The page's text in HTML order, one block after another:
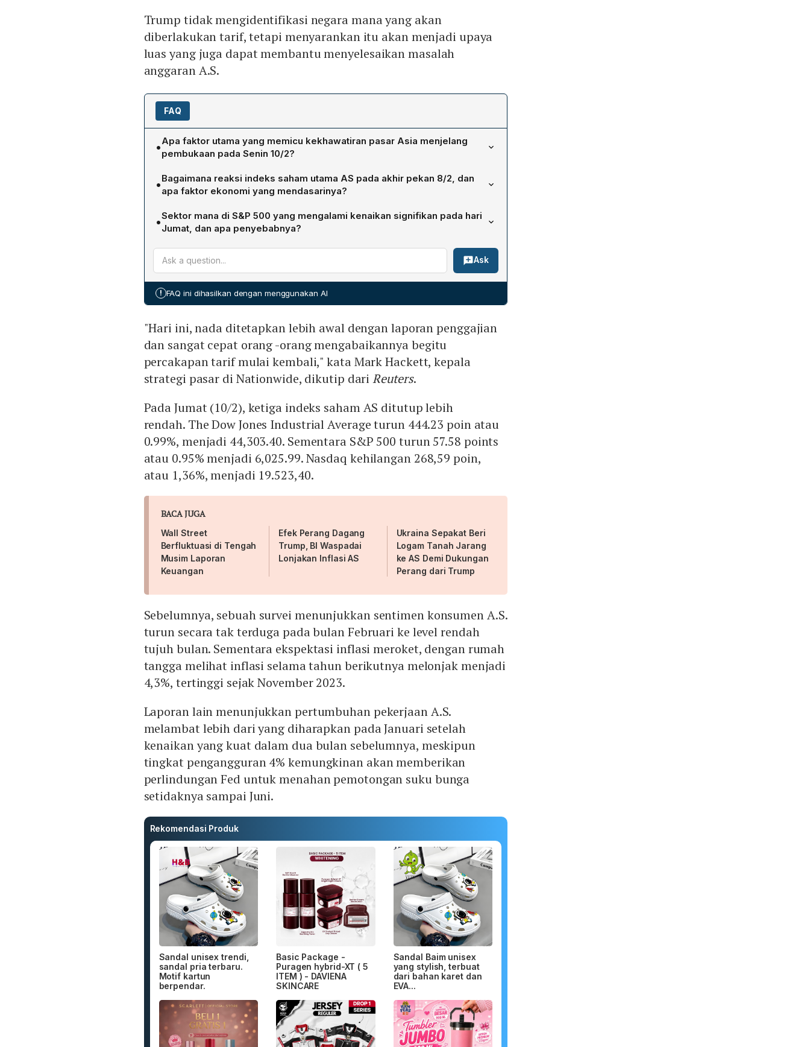
Trump tidak mengidentifikasi negara mana yang akan
diberlakukan tarif, tetapi menyarankan itu akan menjadi upaya
luas yang juga dapat membantu menyelesaikan masalah
anggaran A.S.
FAQ
•Apa faktor utama yang memicu kekhawatiran pasar Asia menjelang
pembukaan pada Senin 10/2?
Pasar Asia dipengaruhi oleh kekhawatiran inflasi AS yang tinggi serta ketakutan
akan perang dagang global setelah Presiden Donald Trump mengumumkan
rencana tarif timbal balik terhadap banyak negara, yang menandai peningkatan
retorika 'America First' dalam upaya merombak hubungan perdagangan
internasional.
•Bagaimana reaksi indeks saham utama AS pada akhir pekan 8/2, dan
apa faktor ekonomi yang mendasarinya?
Pada Jumat 8/2, Dow Jones Industrial Average turun 444,23 poin (0,99%) menjadi
44.303,40, S&P 500 turun 57,58 poin (0,95%) menjadi 6.025,99, dan Nasdaq
kehilangan 268,59 poin (1,36%) menjadi 19.523,40. Penurunan ini dipicu oleh survei
yang menunjukkan penurunan tajam sentimen konsumen AS, ekspektasi inflasi
jangka panjang naik ke 4,3%, serta pertumbuhan pekerjaan yang melambat lebih
dari perkiraan, meskipun tingkat pengangguran tetap pada 4%.
•Sektor mana di S&P 500 yang mengalami kenaikan signifikan pada hari
Jumat, dan apa penyebabnya?
Sektor ride‑hailing Uber mencatat lonjakan sebesar 6,6% pada hari Jumat setelah
miliarder dan manajer dana lindung nilai Bill Ackman mengumumkan kepemilikan
saham besar di perusahaan tersebut, memicu optimisme investor terhadap prospek
lebih rendah.
Ask
! FAQ ini dihasilkan dengan menggunakan AI
"Hari ini, nada ditetapkan lebih awal dengan laporan penggajian
dan sangat cepat orang -orang mengabaikannya begitu
percakapan tarif mulai kembali," kata Mark Hackett, kepala
strategi pasar di Nationwide, dikutip dariReuters.
Pada Jumat (10/2), ketiga indeks saham AS ditutup lebih
rendah. The Dow Jones Industrial Average turun 444.23 poin atau
0.99%, menjadi 44,303.40. Sementara S&P 500 turun 57.58 points
atau 0.95% menjadi 6,025.99. Nasdaq kehilangan 268,59 poin,
atau 1,36%, menjadi 19.523,40.
BACA JUGA
Wall Street
Berfluktuasi di Tengah
Musim Laporan
Keuangan
Efek Perang Dagang
Trump, BI Waspadai
Lonjakan Inflasi AS
Ukraina Sepakat Beri
Logam Tanah Jarang
ke AS Demi Dukungan
Perang dari Trump
Sebelumnya, sebuah survei menunjukkan sentimen konsumen A.S.
turun secara tak terduga pada bulan Februari ke level rendah
tujuh bulan. Sementara ekspektasi inflasi meroket, dengan rumah
tangga melihat inflasi selama tahun berikutnya melonjak menjadi
4,3%, tertinggi sejak November 2023.
Laporan lain menunjukkan pertumbuhan pekerjaan A.S.
melambat lebih dari yang diharapkan pada Januari setelah
kenaikan yang kuat dalam dua bulan sebelumnya, meskipun
tingkat pengangguran 4% kemungkinan akan memberikan
perlindungan Fed untuk menahan pemotongan suku bunga
setidaknya sampai Juni.
Rekomendasi Produk
Sandal unisex trendi,
sandal pria terbaru.
Motif kartun
berpendar.
Basic Package -
Puragen hybrid-XT ( 5
ITEM ) - DAVIENA
SKINCARE
Sandal Baim unisex
yang stylish, terbuat
dari bahan karet dan
EVA...